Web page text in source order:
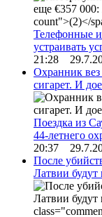
Телефонные
устраивать
21:28
Охранник вез
сигарет. И
Поездка из
44-летнего
20:37
После
Латвии будут